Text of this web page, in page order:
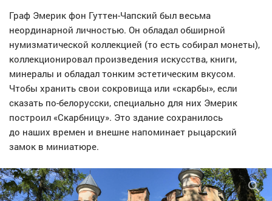
Граф Эмерик фон Гуттен-Чапский был весьма
неординарной личностью. Он обладал обширной
нумизматической коллекцией (то есть собирал монеты),
коллекционировал произведения искусства, книги,
минералы и обладал тонким эстетическим вкусом.
Чтобы хранить свои сокровища или «скарбы», если
сказать по-белорусски, специально для них Эмерик
построил «Скарбницу». Это здание сохранилось
до наших времен и внешне напоминает рыцарский
замок в миниатюре.